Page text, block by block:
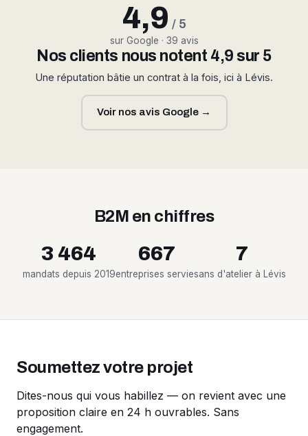
4,9 / 5
sur Google · 39 avis
Nos clients nous notent 4,9 sur 5
Une réputation bâtie un contrat à la fois, ici à Lévis.
Voir nos avis Google →
B2M en chiffres
3 464
mandats depuis 2019
667
entreprises servies
7
ans d'atelier à Lévis
Soumettez votre projet
Dites-nous qui vous habillez — on revient avec une
proposition claire en 24 h ouvrables. Sans
engagement.